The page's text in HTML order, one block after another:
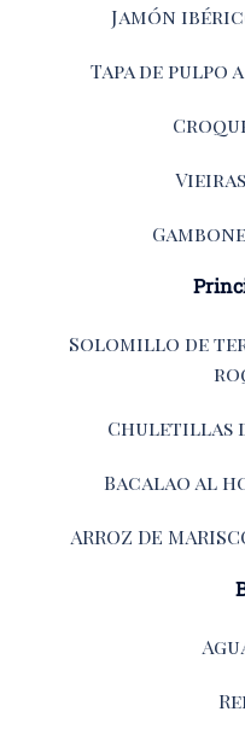
Jamón
Tapa de
Solomillo de
Chuletillas
Bacalao al
ARROZ DE